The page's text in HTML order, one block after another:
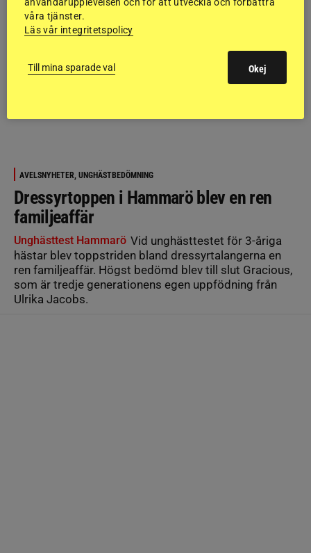
AVELSNYHETER, UNGHÄSTBEDÖMNING
Dressyrtoppen i Hammarö blev en ren
familjeaffär
Unghästtest Hammarö Vid unghästtestet för 3-åriga
hästar blev toppstriden bland dressyrtalangerna en
ren familjeaffär. Högst bedömd blev till slut Gracious,
som är tredje generationens egen uppfödning från
Ulrika Jacobs.
våra tjänster.
Läs vår integritetspolicy
Till mina sparade val Okej